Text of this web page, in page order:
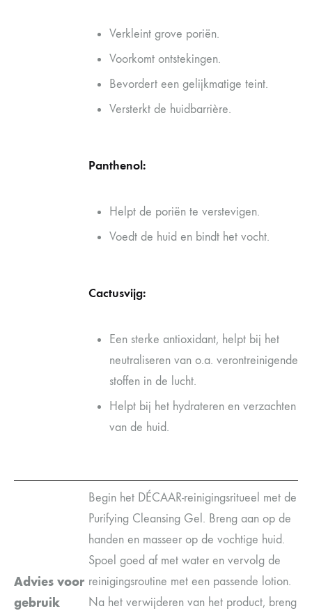
Verkleint grove poriën.
Voorkomt ontstekingen.
Bevordert een gelijkmatige teint.
Versterkt de huidbarrière.
Panthenol:
Helpt de poriën te verstevigen.
Voedt de huid en bindt het vocht.
Cactusvijg:
Een sterke antioxidant, helpt bij het
neutraliseren van o.a. verontreinigende
stoffen in de lucht.
Helpt bij het hydrateren en verzachten
van de huid.
Advies voor
gebruik
Begin het DÉCAAR-reinigingsritueel met de
Purifying Cleansing Gel. Breng aan op de
handen en masseer op de vochtige huid.
Spoel goed af met water en vervolg de
reinigingsroutine met een passende lotion.
Na het verwijderen van het product, breng